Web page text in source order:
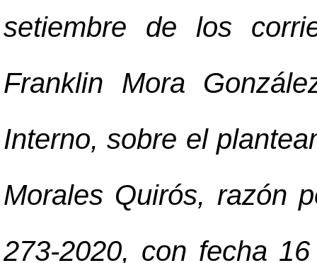
setiembre de los
Franklin Mora
Interno, sobre el
Morales Quirós, razón
273-2020, con fecha